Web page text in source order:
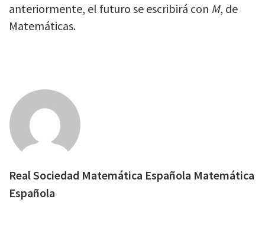
anteriormente, el futuro se escribirá con M, de
Matemáticas.
Real Sociedad Matemática Española Matemática
Española